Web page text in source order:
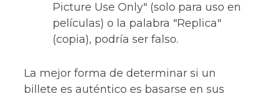
Picture Use Only" (solo para uso en
películas) o la palabra "Replica"
(copia), podría ser falso.
La mejor forma de determinar si un
billete es auténtico es basarse en sus